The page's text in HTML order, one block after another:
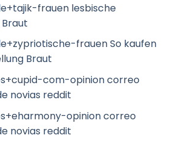
frauen lesbische
frauen So kaufen
Braut
com-opinion correo
novias reddit
opinion correo
novias reddit